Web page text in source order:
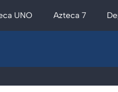
UNO Azteca 7